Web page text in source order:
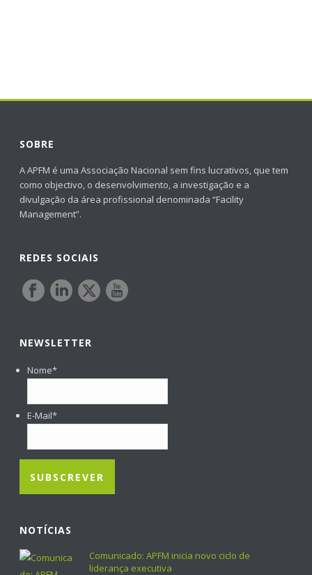
SOBRE
A APFM é uma Associação Nacional sem fins lucrativos, que tem
como objectivo, o desenvolvimento, a investigação e a
divulgação da área profissional denominada “Facility
Management”.
REDES SOCIAIS
NEWSLETTER
Nome*
E-Mail*
NOTÍCIAS
Comunicado: APFM inicia novo ciclo de
liderança executiva